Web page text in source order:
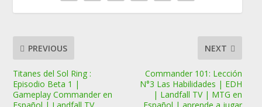
PREVIOUS
Titanes del Sol Ring :
Episodio Beta 1 |
Gameplay Commander en
NEXT
Commander 101: Lección
N°3 Las Habilidades | EDH
| Landfall TV | MTG en